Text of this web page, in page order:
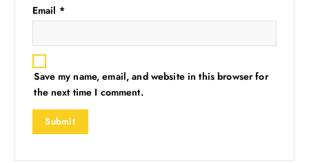
Email *
Save my name, email, and website in this browser for
the next time I comment.